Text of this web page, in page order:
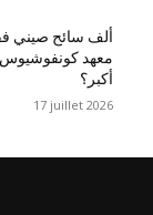
معهد كونفوشيوس
أكبر؟
17 juillet 2026